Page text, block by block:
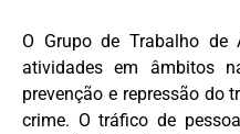
O Grupo de Trabalho de
atividades em âmbitos
prevenção e repressão do
crime. O tráfico de